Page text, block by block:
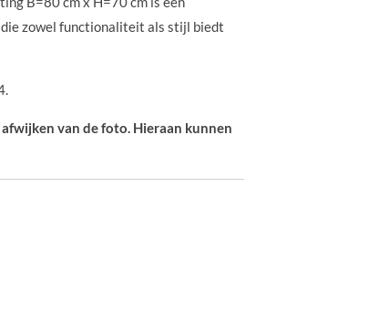
zowel functionaliteit als stijl biedt
van de foto. Hieraan kunnen